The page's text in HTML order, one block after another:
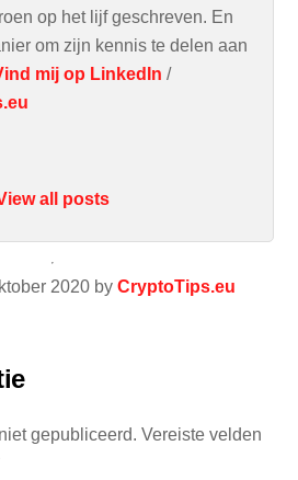
2020 byCryptoTips.eu
op het lijf geschreven. En
om zijn kennis te delen aan
mij op LinkedIn /
all posts
gepubliceerd. Vereiste velden